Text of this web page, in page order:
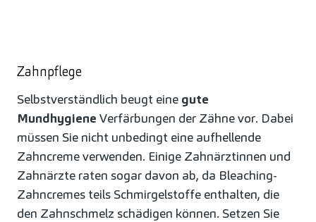
Zahnpflege
Selbstverständlich beugt eine gute
Mundhygiene Verfärbungen der Zähne vor. Dabei
müssen Sie nicht unbedingt eine aufhellende
Zahncreme verwenden. Einige Zahnärztinnen und
Zahnärzte raten sogar davon ab, da Bleaching-
Zahncremes teils Schmirgelstoffe enthalten, die
den Zahnschmelz schädigen können. Setzen Sie